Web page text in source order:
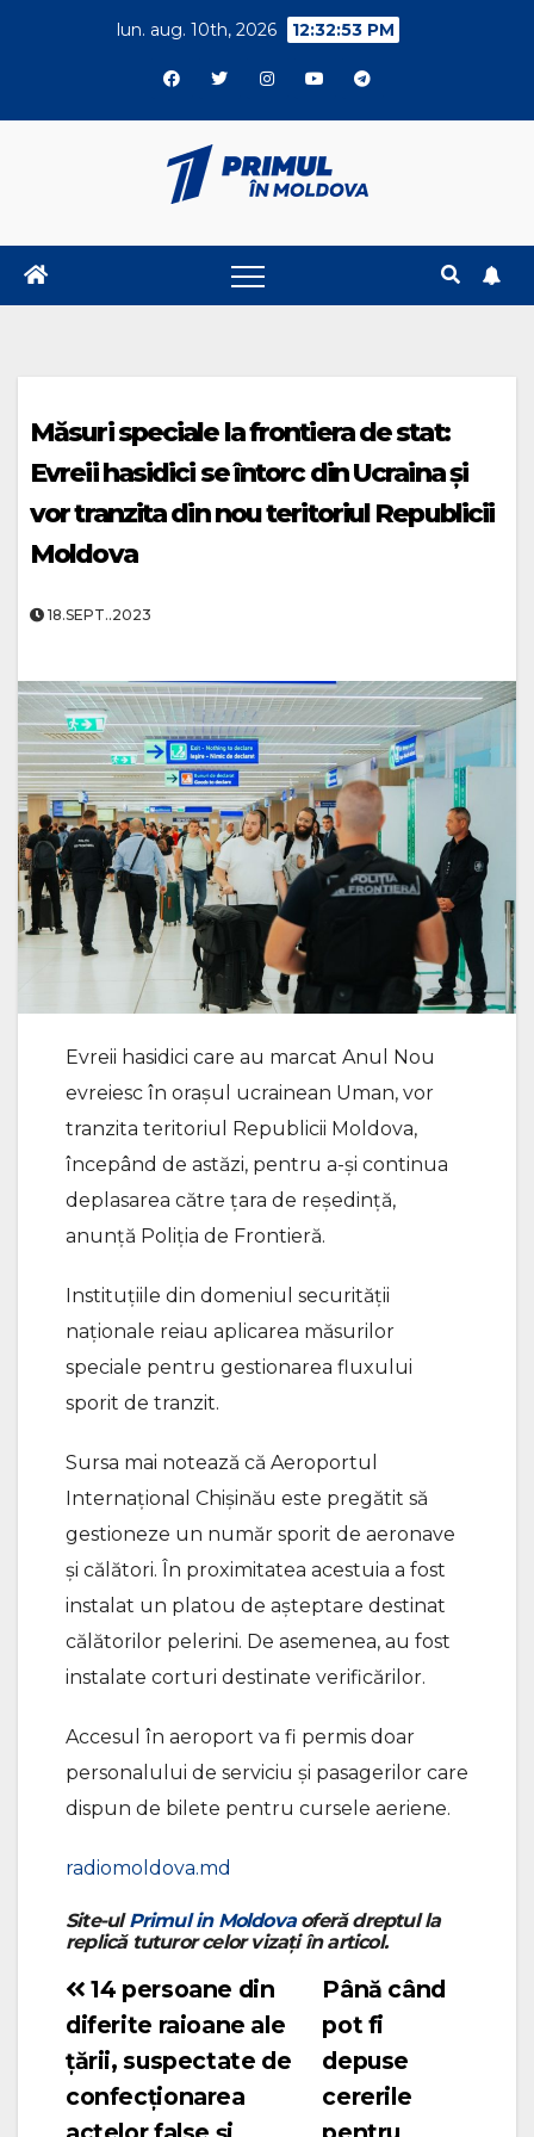
lun. aug. 10th, 2026 12:32:53 PM
Măsuri speciale la frontiera de stat:
Evreii hasidici se întorc din Ucraina și
vor tranzita din nou teritoriul Republicii
Moldova
18.SEPT..2023
Evreii hasidici care au marcat Anul Nou
evreiesc în orașul ucrainean Uman, vor
tranzita teritoriul Republicii Moldova,
începând de astăzi, pentru a-și continua
deplasarea către țara de reședință,
anunță Poliția de Frontieră.
Instituțiile din domeniul securității
naționale reiau aplicarea măsurilor
speciale pentru gestionarea fluxului
sporit de tranzit.
Sursa mai notează că Aeroportul
Internațional Chișinău este pregătit să
gestioneze un număr sporit de aeronave
și călători. În proximitatea acestuia a fost
instalat un platou de așteptare destinat
călătorilor pelerini. De asemenea, au fost
instalate corturi destinate verificărilor.
Accesul în aeroport va fi permis doar
personalului de serviciu și pasagerilor care
dispun de bilete pentru cursele aeriene.
radiomoldova.md
Site-ulPrimul in Moldovaoferă dreptul la
replică tuturor celor vizați în articol.
Navigare
în
articole
Până când
pot fi
depuse
cererile
14 persoane din
diferite raioane ale
țării, suspectate de
confecționarea